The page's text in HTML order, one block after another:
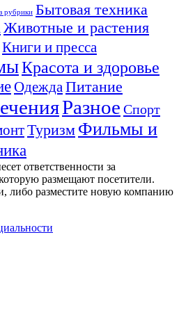
рубрики Бытовая техника
Животные и растения
Книги и пресса
Красота и здоровье
ОдеждаПитание
Разное Спорт
Туризм Фильмы и
ответственности за
размещают посетители.
либо разместите новую компанию